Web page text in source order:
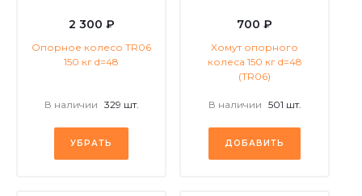
2 300 ₽
Опорное колесо TR06
150 кг d=48
В наличии 329 шт.
УБРАТЬ
700 ₽
Хомут опорного
колеса 150 кг d=48
(TR06)
В наличии 501 шт.
ДОБАВИТЬ